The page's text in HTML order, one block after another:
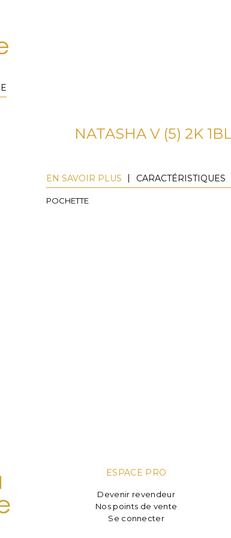
NATASHA V (5) 2K
EN SAVOIR PLUS CARACTÉRISTIQUES
POCHETTE
ESPACE PRO
Devenir revendeur
Nos points de vente
Se connecter